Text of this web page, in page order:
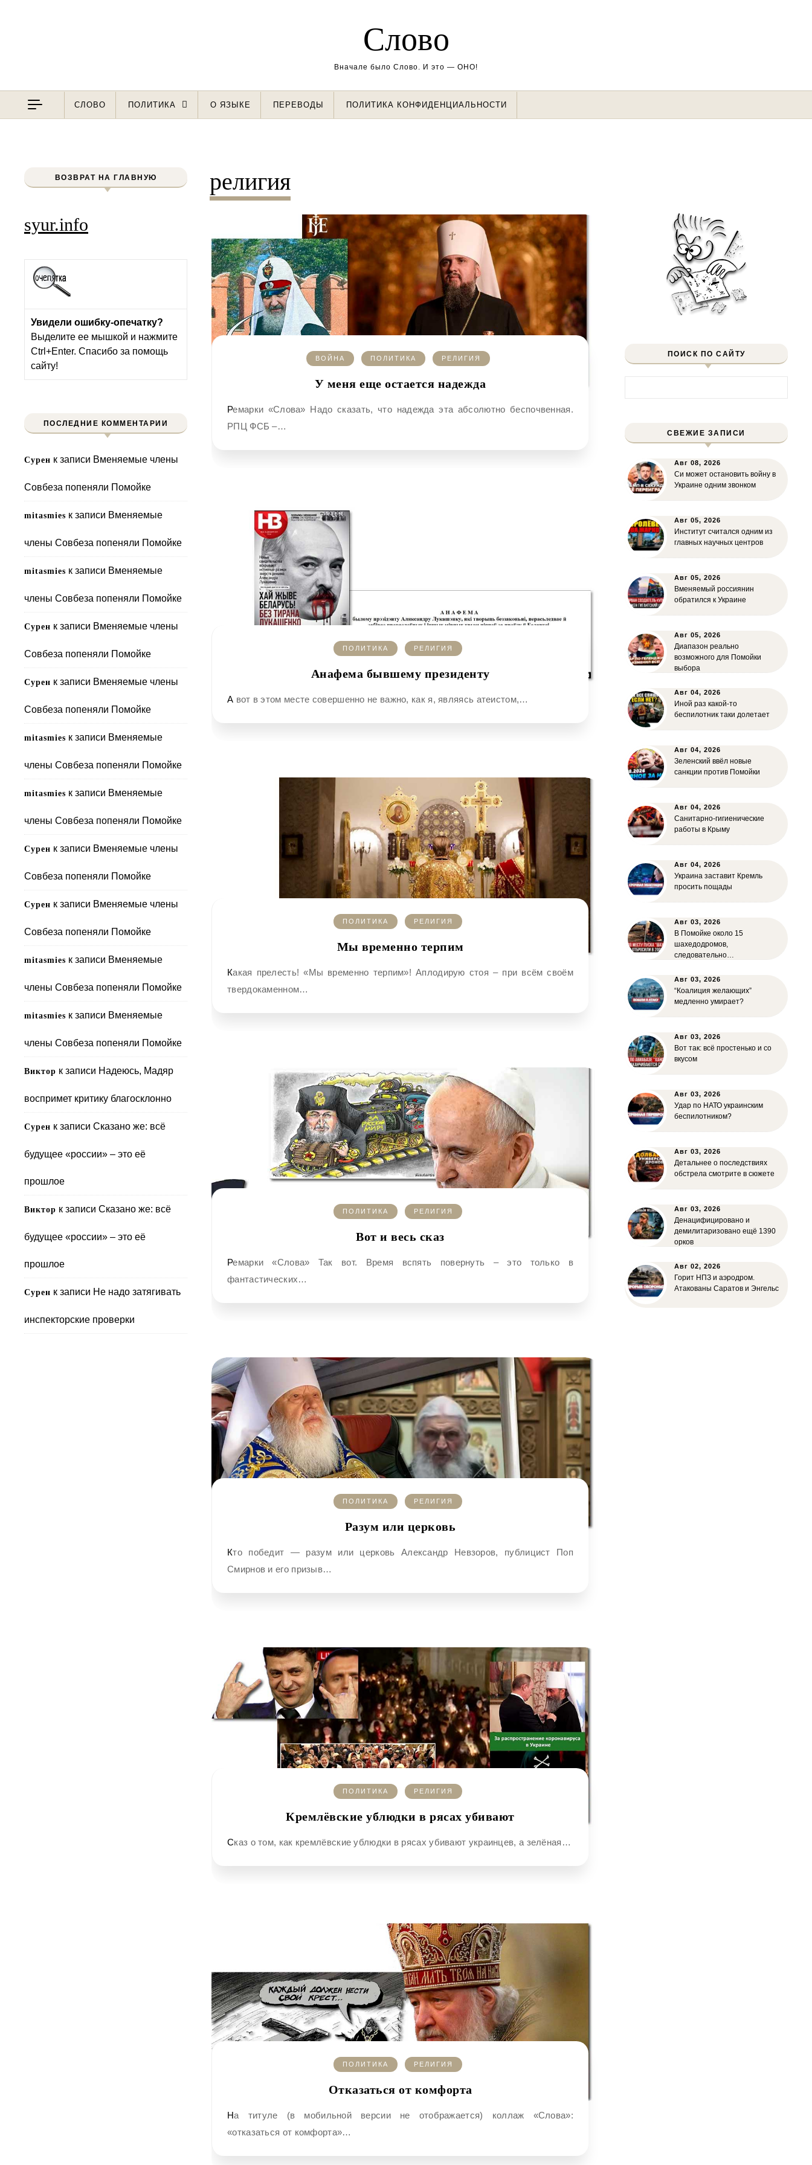
Слово
Вначале было Слово. И это — ОНО!
СЛОВО ПОЛИТИКА О ЯЗЫКЕ ПЕРЕВОДЫ ПОЛИТИКА КОНФИДЕНЦИАЛЬНОСТИ
ВОЗВРАТ НА ГЛАВНУЮ
syur.info
Увидели ошибку-опечатку?
Выделите ее мышкой и нажмите
Ctrl+Enter. Спасибо за помощь
сайту!
ПОСЛЕДНИЕ КОММЕНТАРИИ
Сурен к записи Вменяемые члены
Совбеза попеняли Помойке
mitasmies к записи Вменяемые
члены Совбеза попеняли Помойке
mitasmies к записи Вменяемые
члены Совбеза попеняли Помойке
Сурен к записи Вменяемые члены
Совбеза попеняли Помойке
Сурен к записи Вменяемые члены
Совбеза попеняли Помойке
mitasmies к записи Вменяемые
члены Совбеза попеняли Помойке
mitasmies к записи Вменяемые
члены Совбеза попеняли Помойке
Сурен к записи Вменяемые члены
Совбеза попеняли Помойке
Сурен к записи Вменяемые члены
Совбеза попеняли Помойке
mitasmies к записи Вменяемые
члены Совбеза попеняли Помойке
mitasmies к записи Вменяемые
члены Совбеза попеняли Помойке
Виктор к записи Надеюсь, Мадяр
воспримет критику благосклонно
Сурен к записи Сказано же: всё
будущее «россии» – это её
прошлое
Виктор к записи Сказано же: всё
будущее «россии» – это её
прошлое
Сурен к записи Не надо затягивать
инспекторские проверки
религия
ВОЙНА ПОЛИТИКА РЕЛИГИЯ
У меня еще остается надежда
Ремарки «Слова» Надо сказать, что надежда эта абсолютно беспочвенная.
РПЦ ФСБ –…
ПОЛИТИКА РЕЛИГИЯ
Анафема бывшему президенту
А вот в этом месте совершенно не важно, как я, являясь атеистом,…
ПОЛИТИКА РЕЛИГИЯ
Мы временно терпим
Какая прелесть! «Мы временно терпим»! Аплодирую стоя – при всём своём
твердокаменном…
ПОЛИТИКА РЕЛИГИЯ
Вот и весь сказ
Ремарки «Слова» Так вот. Время вспять повернуть – это только в
фантастических…
ПОЛИТИКА РЕЛИГИЯ
Разум или церковь
Кто победит — разум или церковь Александр Невзоров, публицист Поп
Смирнов и его призыв…
ПОЛИТИКА РЕЛИГИЯ
Кремлёвские ублюдки в рясах убивают
Сказ о том, как кремлёвские ублюдки в рясах убивают украинцев, а зелёная…
ПОЛИТИКА РЕЛИГИЯ
Отказаться от комфорта
На титуле (в мобильной версии не отображается) коллаж «Слова»:
«отказаться от комфорта»…
ПОИСК ПО САЙТУ
СВЕЖИЕ ЗАПИСИ
Авг 08, 2026
Си может остановить войну в
Украине одним звонком
Авг 05, 2026
Институт считался одним из
главных научных центров
Авг 05, 2026
Вменяемый россиянин
обратился к Украине
Авг 05, 2026
Диапазон реально
возможного для Помойки
выбора
Авг 04, 2026
Иной раз какой-то
беспилотник таки долетает
Авг 04, 2026
Зеленский ввёл новые
санкции против Помойки
Авг 04, 2026
Санитарно-гигиенические
работы в Крыму
Авг 04, 2026
Украина заставит Кремль
просить пощады
Авг 03, 2026
В Помойке около 15
шахедодромов,
следовательно…
Авг 03, 2026
“Коалиция желающих”
медленно умирает?
Авг 03, 2026
Вот так: всё простенько и со
вкусом
Авг 03, 2026
Удар по НАТО украинским
беспилотником?
Авг 03, 2026
Детальнее о последствиях
обстрела смотрите в сюжете
Авг 03, 2026
Денацифицировано и
демилитаризовано ещё 1390
орков
Авг 02, 2026
Горит НПЗ и аэродром.
Атакованы Саратов и Энгельс